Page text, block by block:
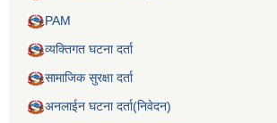
PAM
व्यक्तिगत घटना दर्ता
सामाजिक सुरक्षा दर्ता
अनलाईन घटना दर्ता(निवेदन)